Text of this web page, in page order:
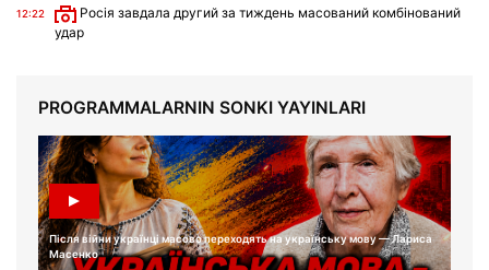
12:22
Росія завдала другий за тиждень масований комбінований
удар
PROGRAMMALARNIN SONKI YAYINLARI
Після війни українці масово переходять на українську мову — Лариса
Масенко